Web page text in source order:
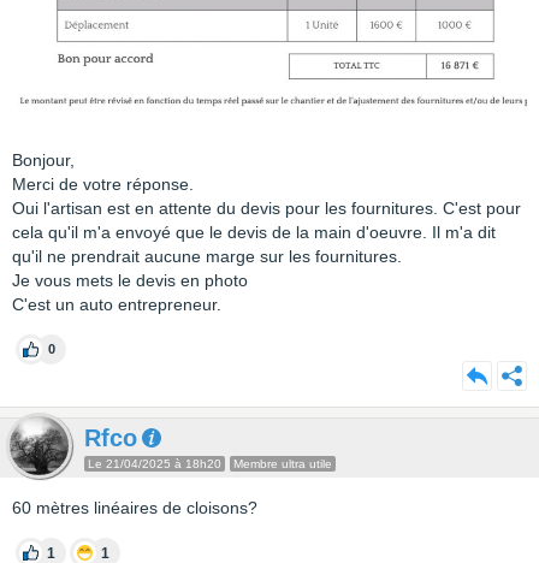
Bonjour,
Merci de votre réponse.
Oui l'artisan est en attente du devis pour les fournitures. C'est pour
cela qu'il m'a envoyé que le devis de la main d'oeuvre. Il m'a dit
qu'il ne prendrait aucune marge sur les fournitures.
Je vous mets le devis en photo
C'est un auto entrepreneur.
0
Rfco
Le 21/04/2025 à 18h20 Membre ultra utile
60 mètres linéaires de cloisons?
1 1